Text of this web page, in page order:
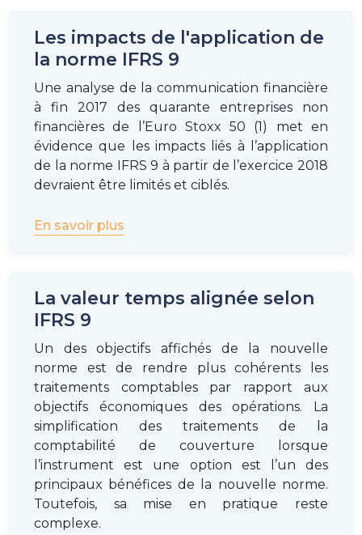
Les impacts de l'application de
la norme IFRS 9
Une analyse de la communication financière
à fin 2017 des quarante entreprises non
financières de l’Euro Stoxx 50 (1) met en
évidence que les impacts liés à l’application
de la norme IFRS 9 à partir de l’exercice 2018
devraient être limités et ciblés.
En savoir plus
La valeur temps alignée selon
IFRS 9
Un des objectifs affichés de la nouvelle
norme est de rendre plus cohérents les
traitements comptables par rapport aux
objectifs économiques des opérations. La
simplification des traitements de la
comptabilité de couverture lorsque
l’instrument est une option est l’un des
principaux bénéfices de la nouvelle norme.
Toutefois, sa mise en pratique reste
complexe.